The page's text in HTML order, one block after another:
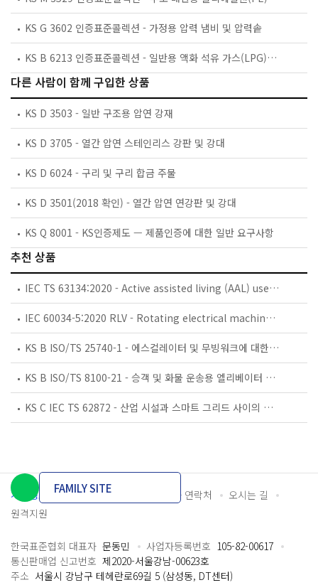
KS G 3602 인증표준콜렉션 - 가정용 압력 냄비 및 압력솥
KS B 6213 인증표준콜렉션 - 일반용 액화 석유 가스(LPG) 압력 조정기
다른 사람이 함께 구입한 상품
KS D 3503 - 일반 구조용 압연 강재
KS D 3705 - 열간 압연 스테인리스 강판 및 강대
KS D 6024 - 구리 및 구리 합금 주물
KS D 3501(2018 확인) - 열간 압연 연강판 및 강대
KS Q 8001 - KS인증제도 — 제품인증에 대한 일반 요구사항
추천 상품
IEC TS 63134:2020 - Active assisted living (AAL) use cases
IEC 60034-5:2020 RLV - Rotating electrical machines - Part 5: Degrees of protection provided by the integral design of rotating electrical machines (IP code) - Classification
KS B ISO/TS 25740-1 - 에스컬레이터 및 무빙워크에 대한 안전요건 — 제1부: 세계공통 필수 안전요건(GESRs)
KS B ISO/TS 8100-21 - 승객 및 화물 운송용 엘리베이터 —제21부: 세계공통 필수안전요건(GESRs)을 충족하는 세계공통 안전 파라미터(GSPs)
KS C IEC TS 62872 - 산업 시설과 스마트 그리드 사이의 산업 공정 측정, 제어 및 자동화 시스템 인터페이스
개인정보처리방침 이용약관 담당자 연락처
오시는 길
원격지원
FAMILY SITE
한국표준협회 대표자 문동민 사업자등록번호 105-82-00617
통신판매업 신고번호 제2020-서울강남-00623호
주소 서울시 강남구 테헤란로69길 5 (삼성동, DT센터)